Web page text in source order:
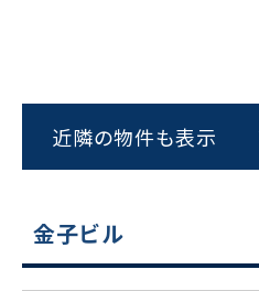
近隣の物件も表示
金子ビル